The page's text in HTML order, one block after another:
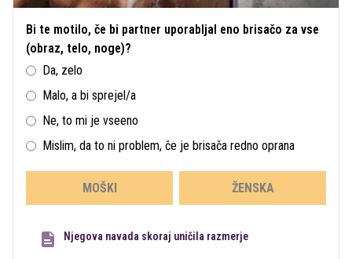
Bi te motilo, če bi partner uporabljal eno brisačo za vse
(obraz, telo, noge)?
Da, zelo
Malo, a bi sprejel/a
Ne, to mi je vseeno
Mislim, da to ni problem, če je brisača redno oprana
MOŠKI ŽENSKA
Njegova navada skoraj uničila razmerje